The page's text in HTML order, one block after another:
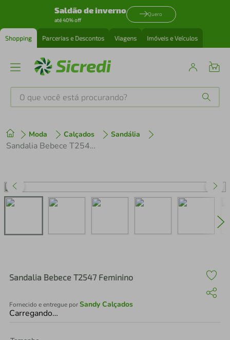
Saldão de inverno
até 40% off
Quero
Shopping Parcerias e Descontos Viagens Imóveis e Veículos
O que você está procurando?
Moda Calçados Sandália
Sandalia Bebece T2547 Feminino
Sandalia Bebece T2547 Feminino
Fornecido e entregue porSandy Calçados
Carregando…
1º tenis
perfume